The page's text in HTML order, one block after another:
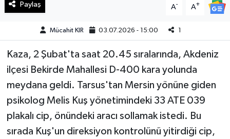
Paylaş A- A+
Mücahit KIR 03.07.2026 - 15:00 1
Kaza, 2 Şubat'ta saat 20.45 sıralarında, Akdeniz
ilçesi Bekirde Mahallesi D-400 kara yolunda
meydana geldi. Tarsus'tan Mersin yönüne giden
psikolog Melis Kuş yönetimindeki 33 ATE 039
plakalı cip, önündeki aracı sollamak istedi. Bu
sırada Kuş'un direksiyon kontrolünü yitirdiği cip,
SürManşet
KAHRAMANMARAŞ